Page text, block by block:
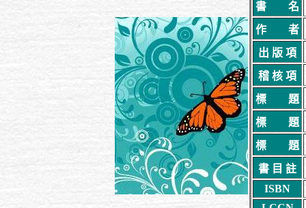
書 名
作 者
出 版 項
稽 核 項
標 題
標 題
標 題
書 目 註
ISBN